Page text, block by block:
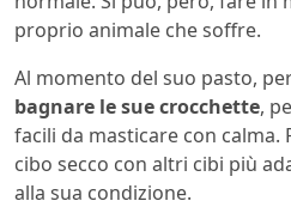
proprio animale che soffre.
Al momento del suo pasto,
bagnare le sue crocchette,
facili da masticare con calma.
cibo secco con altri cibi più
alla sua condizione.